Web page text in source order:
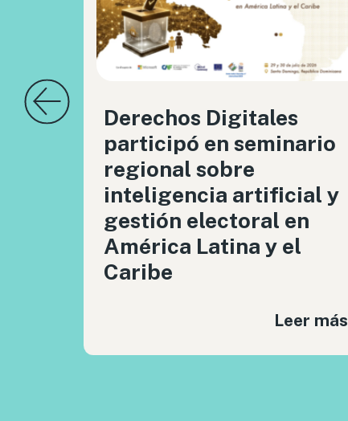
Derechos Digitales
participó en seminario
regional sobre
inteligencia artificial y
gestión electoral en
América Latina y el
Caribe
Leer más